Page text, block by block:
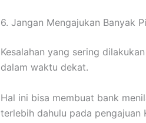
6. Jangan Mengajukan Banyak
Kesalahan yang sering
dalam waktu dekat.
Hal ini bisa membuat bank
terlebih dahulu pada pengajuan